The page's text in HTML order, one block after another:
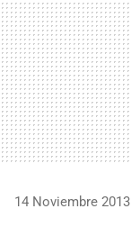
14 Noviembre 2013